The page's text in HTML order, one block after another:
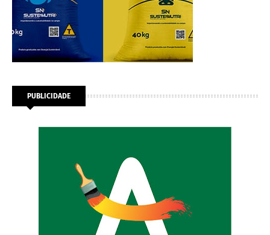
PUBLICIDADE